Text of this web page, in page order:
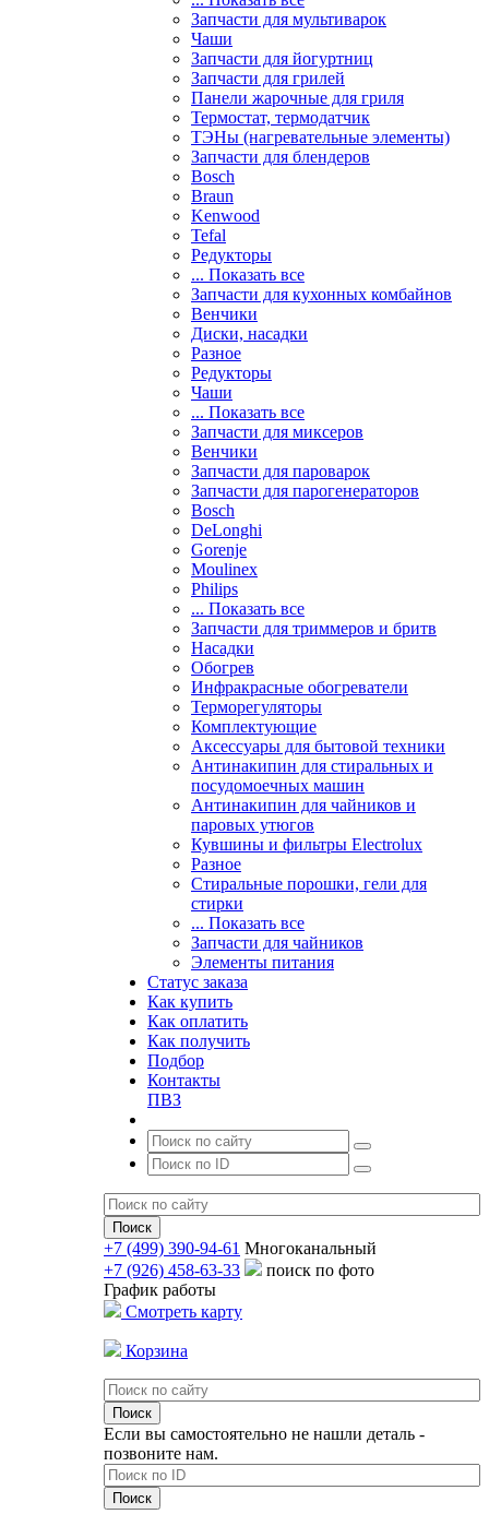
Запчасти для мультиварок
Чаши
Запчасти для йогуртниц
Запчасти для грилей
Панели жарочные для гриля
Термостат, термодатчик
ТЭНы (нагревательные элементы)
Запчасти для блендеров
Bosch
Braun
Kenwood
Tefal
Редукторы
... Показать все
Запчасти для кухонных комбайнов
Венчики
Диски, насадки
Разное
Редукторы
Чаши
... Показать все
Запчасти для миксеров
Венчики
Запчасти для пароварок
Запчасти для парогенераторов
Bosch
DeLonghi
Gorenje
Moulinex
Philips
... Показать все
Запчасти для триммеров и бритв
Насадки
Обогрев
Инфракрасные обогреватели
Терморегуляторы
Комплектующие
Аксессуары для бытовой техники
Антинакипин для стиральных и
посудомоечных машин
Антинакипин для чайников и
паровых утюгов
Кувшины и фильтры Electrolux
Разное
Стиральные порошки, гели для
стирки
... Показать все
Запчасти для чайников
Элементы питания
Статус заказа
Как купить
Как оплатить
Как получить
Подбор
Контакты
ПВЗ
+7 (499) 390-94-61 Многоканальный
+7 (926) 458-63-33
поиск по фото
График работы
Смотреть карту
Корзина
Если вы самостоятельно не нашли деталь -
позвоните нам.